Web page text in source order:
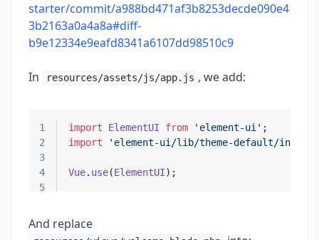
starter/commit/a988bd471af3b8253decde090e4
3b2163a0a4a8a#diff-
b9e12334e9eafd8341a6107dd98510c9
In resources/assets/js/app.js , we add:
1 import ElementUI from 'element-ui'
2
import
'element-ui/lib/theme-default/
3
4
Vue. use(ElementUI
5
And replace